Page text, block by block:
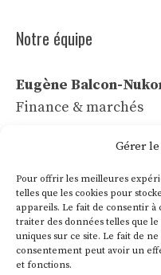
Gérer
Pour offrir les meilleures
telles que les cookies pour
appareils. Le fait de consentir à
traiter des données telles que
uniques sur ce site. Le fait de
consentement peut avoir un
et fonctions.
Notre équipe
Eugène Balcon-
Finance & marchés
Céline Vaubert
Léa Voss
Commerce &
Roland Villon
Industrie & énergie